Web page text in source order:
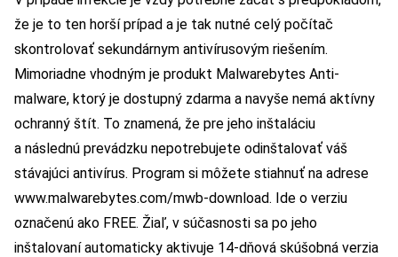
že je to ten horší prípad a je tak nutné celý počítač
skontrolovať sekundárnym antivírusovým riešením.
Mimoriadne vhodným je produkt Malwarebytes Anti-
malware, ktorý je dostupný zdarma a navyše nemá aktívny
ochranný štít. To znamená, že pre jeho inštaláciu
a následnú prevádzku nepotrebujete odinštalovať váš
stávajúci antivírus. Program si môžete stiahnuť na adrese
www.malwarebytes.com/mwb-download. Ide o verziu
označenú ako FREE. Žiaľ, v súčasnosti sa po jeho
inštalovaní automaticky aktivuje 14-dňová skúšobná verzia